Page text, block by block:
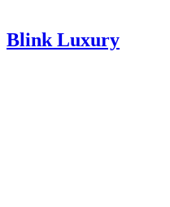
Blink Luxury